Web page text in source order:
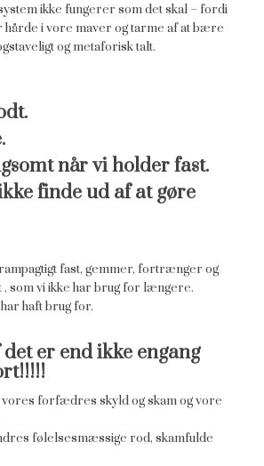
ikke fungerer som det skal – fordi
hårde i vore maver og tarme af at bære
og metaforisk talt.
når vi holder fast.
finde ud af at gøre
fast, gemmer, fortrænger og
som vi ikke har brug for længere.
haft brug for.
er end ikke engang
forfædres skyld og skam og vore
følelsesmæssige rod, skamfulde